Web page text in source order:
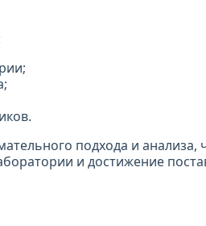
подхода и анализа,
и достижение